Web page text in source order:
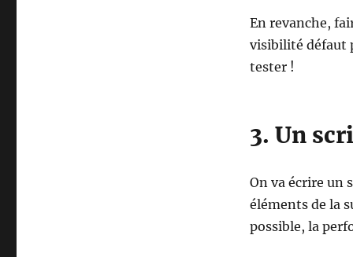
En revanche,
visibilité défaut
tester !
3. Un
On va écrire un
éléments de la
possible, la